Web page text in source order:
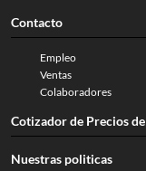
Contacto
Empleo
Ventas
Colaboradores
Cotizador de Precios
Nuestras politicas